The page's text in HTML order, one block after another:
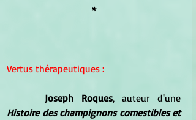
*
Vertus thérapeutiques :
Joseph Roques
Histoire des champignons comestibles et